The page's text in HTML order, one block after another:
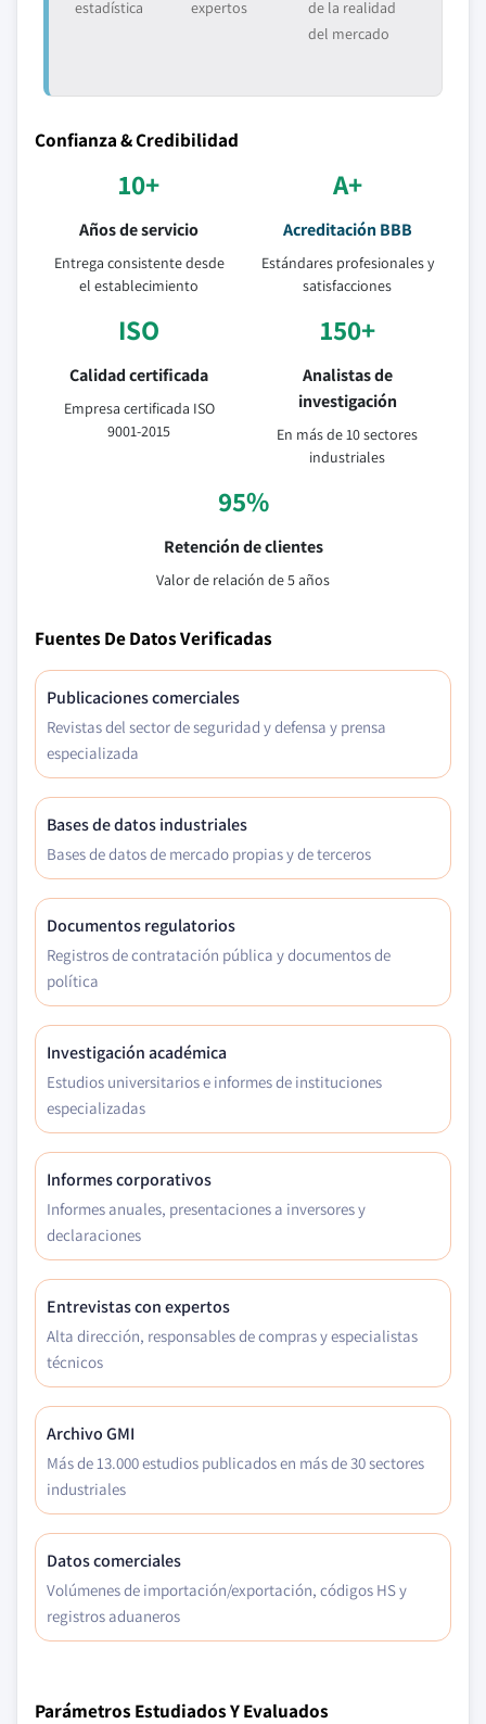
estadística expertos
de la realidad
del mercado
Confianza & Credibilidad
10+
Años de servicio
Entrega consistente desde
el establecimiento
A+
Acreditación BBB
Estándares profesionales y
satisfacciones
ISO
Calidad certificada
Empresa certificada ISO
9001-2015
150+
Analistas de
investigación
En más de 10 sectores
industriales
95%
Retención de clientes
Valor de relación de 5 años
Fuentes De Datos Verificadas
Publicaciones comerciales
Revistas del sector de seguridad y defensa y prensa
especializada
Bases de datos industriales
Bases de datos de mercado propias y de terceros
Documentos regulatorios
Registros de contratación pública y documentos de
política
Investigación académica
Estudios universitarios e informes de instituciones
especializadas
Informes corporativos
Informes anuales, presentaciones a inversores y
declaraciones
Entrevistas con expertos
Alta dirección, responsables de compras y especialistas
técnicos
Archivo GMI
Más de 13.000 estudios publicados en más de 30 sectores
industriales
Datos comerciales
Volúmenes de importación/exportación, códigos HS y
registros aduaneros
Parámetros Estudiados Y Evaluados